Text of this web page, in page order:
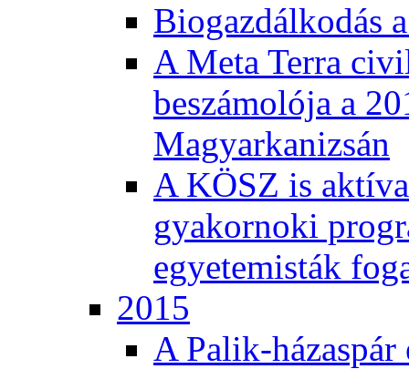
Biogazdálkodás
A Meta Terra
beszámolója a
Magyarkanizsán
A KÖSZ is
gyakornoki
egyetemisták
2015
A Palik-